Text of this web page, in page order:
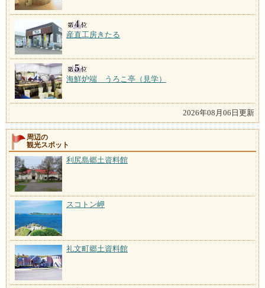
産直工房きたる
海鮮炉端 うろこ亭（見学）
2026年08月06日更新
周辺の
観光スポット
利尻島郷土資料館
スコトン岬
礼文町郷土資料館